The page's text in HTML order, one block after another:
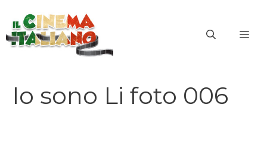
contenuto
Io sono Li foto 006